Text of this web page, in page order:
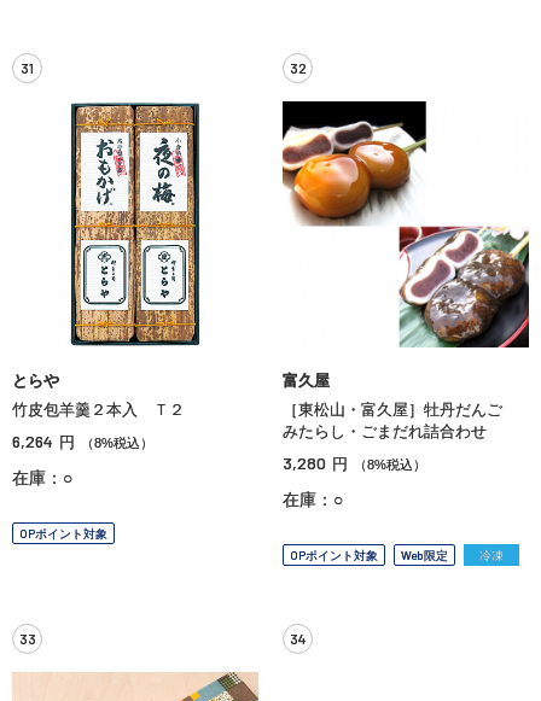
31
とらや
竹皮包羊羹２本入 Ｔ２
6,264 円 （8%税込）
在庫：○
OPポイント対象
32
富久屋
［東松山・富久屋］牡丹だんご
みたらし・ごまだれ詰合わせ
3,280 円 （8%税込）
在庫：○
OPポイント対象 Web限定 冷凍
33 34